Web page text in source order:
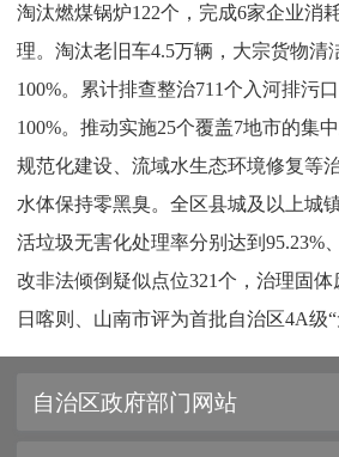
淘汰燃煤锅炉122个，完成6家企业消
理。淘汰老旧车4.5万辆，大宗货物清
100%。累计排查整治711个入河排污
100%。推动实施25个覆盖7地市的集
规范化建设、流域水生态环境修复等
水体保持零黑臭。全区县城及以上城
活垃圾无害化处理率分别达到95.23%
改非法倾倒疑似点位321个，治理固体
日喀则、山南市评为首批自治区4A级“
自治区政府部门网站